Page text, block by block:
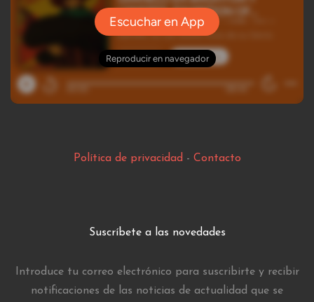
Política de privacidad - Contacto
Suscríbete a las novedades
Introduce tu correo electrónico para suscribirte y recibir
notificaciones de las noticias de actualidad que se